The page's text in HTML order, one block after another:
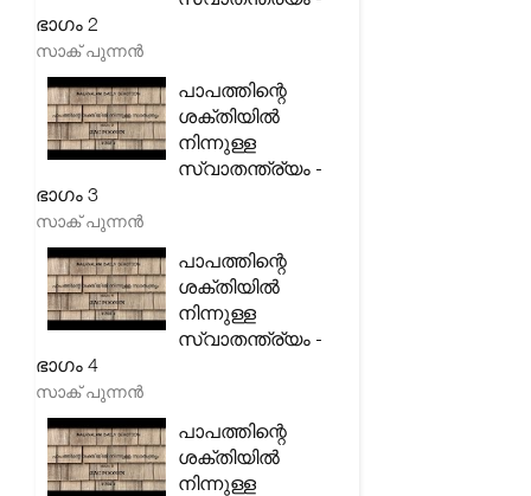
ഭാഗം 2
സാക് പുന്നൻ
പാപത്തിന്റെ
ശക്തിയിൽ
നിന്നുള്ള
സ്വാതന്ത്ര്യം -
ഭാഗം 3
സാക് പുന്നൻ
പാപത്തിന്റെ
ശക്തിയിൽ
നിന്നുള്ള
സ്വാതന്ത്ര്യം -
ഭാഗം 4
സാക് പുന്നൻ
പാപത്തിന്റെ
ശക്തിയിൽ
നിന്നുള്ള